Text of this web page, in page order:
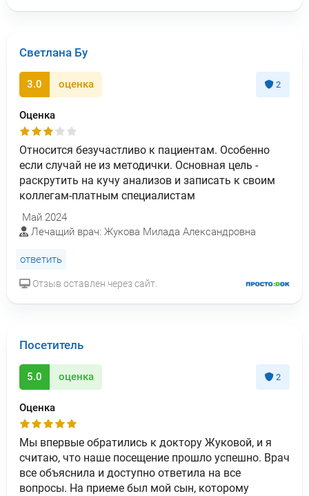
Светлана Бу
3.0 оценка 2
Оценка
Относится безучастливо к пациентам. Особенно
если случай не из методички. Основная цель -
раскрутить на кучу анализов и записать к своим
коллегам-платным специалистам
Май 2024
Лечащий врач: Жукова Милада Александровна
ответить
Отзыв оставлен через сайт.
Посетитель
5.0 оценка 2
Оценка
Мы впервые обратились к доктору Жуковой, и я
считаю, что наше посещение прошло успешно. Врач
все объяснила и доступно ответила на все
вопросы. На приеме был мой сын, которому